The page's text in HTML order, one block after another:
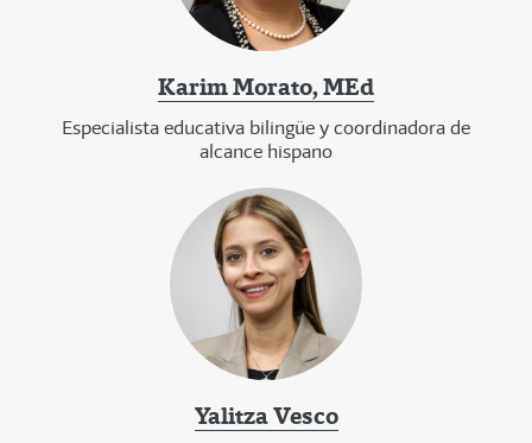
Karim Morato, MEd
Especialista educativa bilingüe y coordinadora de
alcance hispano
Yalitza Vesco